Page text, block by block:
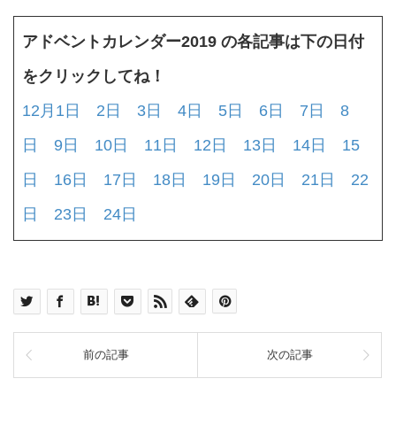
アドベントカレンダー2019 の各記事は下の日付
をクリックしてね！
12月1日
2日 3日 4日 5日 6日 7日
8
日
9日 10日 11日 12日 13日 14日
15
日
16日 17日 18日 19日 20日 21日
22
日
23日 24日
前の記事 次の記事